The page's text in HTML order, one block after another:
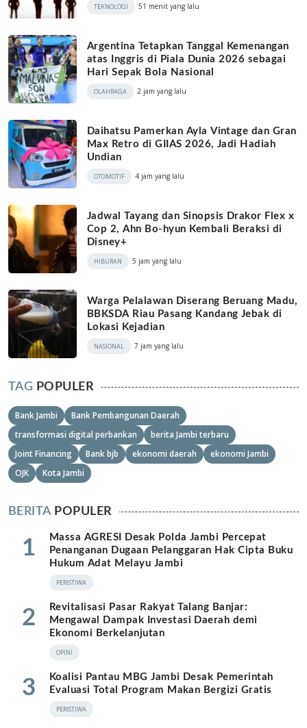
TEKNOLOGI 51 menit yang lalu
Argentina Tetapkan Tanggal Kemenangan
atas Inggris di Piala Dunia 2026 sebagai
Hari Sepak Bola Nasional
OLAHRAGA 2 jam yang lalu
Daihatsu Pamerkan Ayla Vintage dan Gran
Max Retro di GIIAS 2026, Jadi Hadiah
Undian
OTOMOTIF 4 jam yang lalu
Jadwal Tayang dan Sinopsis Drakor Flex x
Cop 2, Ahn Bo-hyun Kembali Beraksi di
Disney+
HIBURAN 5 jam yang lalu
Warga Pelalawan Diserang Beruang Madu,
BBKSDA Riau Pasang Kandang Jebak di
Lokasi Kejadian
NASIONAL 7 jam yang lalu
TAG POPULER
Bank Jambi
Bank Pembangunan Daerah
transformasi digital perbankan
berita Jambi terbaru
Joint Financing
Bank bjb ekonomi daerah
ekonomi Jambi
OJK
Kota Jambi
BERITAPOPULER
1
Massa AGRESI Desak Polda Jambi Percepat
Penanganan Dugaan Pelanggaran Hak Cipta Buku
Hukum Adat Melayu Jambi
PERISTIWA
2
Revitalisasi Pasar Rakyat Talang Banjar:
Mengawal Dampak Investasi Daerah demi
Ekonomi Berkelanjutan
OPINI
3
Koalisi Pantau MBG Jambi Desak Pemerintah
Evaluasi Total Program Makan Bergizi Gratis
PERISTIWA